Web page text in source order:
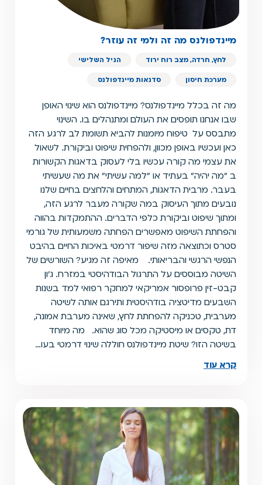
מיינדפולנס מה זה ולמי זה עוזר?
לחץ, חרדה, מצב רוח ירוד הגיל השלישי
מערכת חיסון סדנאות מיינדפולנס
מה זה בכלל מיינדפולנס? מיינדפולנס הוא שינוי האופן
שבו אנחנו תופסים את העולם ומתנהלים בו. השינוי
מתבסס על טיפוח מיומנות להביא תשומת לב לרגע הזה
כאן ועכשיו באופן מכוון, ולהפחית שיפוט וביקורת. לשאול
את עצמי מה קורה עכשיו בלי לעסוק בדאגות הקשורות
ב ״מה יהיה״ בעתיד או ״למה עשיתי״ את מה שעשיתי
בעבר. מרבית הדאגות, המתחים והלחצים בחיים שלנו
נובעים מתוך העיסוק במה שקורה מעבר לרגע הזה,
ומתוך שיפוט וביקורת כלפי הדברים. ההתמקדות בהווה
והפחתת השיפוט מאפשרים הפחתה משמעותית של גורמי
סטרס וכתוצאה מזה שיפור דרמטי באיכות החיים בהיבט
הנפשי הרגשי והבריאותי. מאיפה זה מגיע? השורשים של
השיטה מבוססים על התרגול הבודהיסטי במזרח. ג׳ון
קבט-זין פרופסור אמריקאי למחקר רפואי למד בשנות
השבעים מדיטציה בודהיסטית ותירגם אותה לשיטה
מערבית, טכניקה להפחתת לחץ, שאינה מערבת אמונה,
דת, טקסים או מיסטיקה מכל סוג שהוא. מה מיוחד
בשיטה הזו? שיטת מיינדפולנס חוללה שינוי דרמטי בעו…
קרא עוד